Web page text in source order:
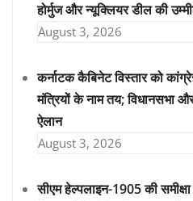
होर्मुज और न्यूक्लियर डील की
August 3, 2026
कर्नाटक कैबिनेट विस्तार को
मंत्रियों के नाम तय; विधानसभा
ऐलान
August 3, 2026
सीएम हेल्पलाइन-1905 की